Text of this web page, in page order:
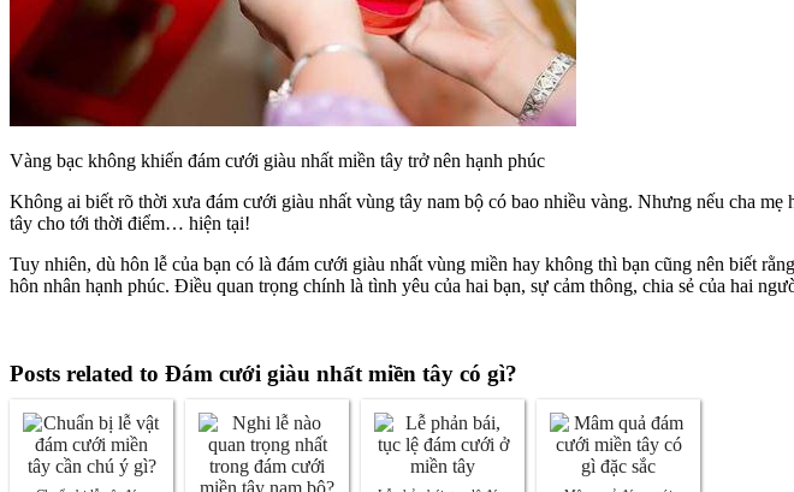
Vàng bạc không khiến đám cưới giàu nhất miền tây trở nên hạnh phúc
Không ai biết rõ thời xưa đám cưới giàu nhất vùng tây nam bộ có bao nhiều vàng. Nhưng nếu cha
tây cho tới thời điểm… hiện tại!
Tuy nhiên, dù hôn lễ của bạn có là đám cưới giàu nhất vùng miền hay không thì bạn cũng nên biết
hôn nhân hạnh phúc. Điều quan trọng chính là tình yêu của hai bạn, sự cảm thông, chia sẻ của hai
Posts related to Đám cưới giàu nhất miền tây có gì?